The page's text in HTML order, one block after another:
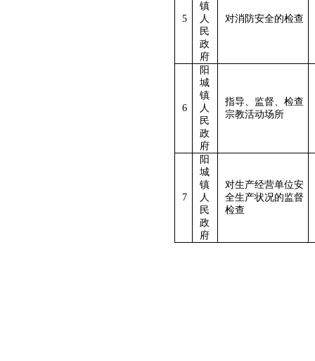
5
镇
人
民
政
府
对消防安全的检查
6
阳
城
镇
人
民
政
府
指导、监督、检查
宗教活动场所
7
阳
城
镇
人
民
政
府
对生产经营单位安
全生产状况的监督
检查